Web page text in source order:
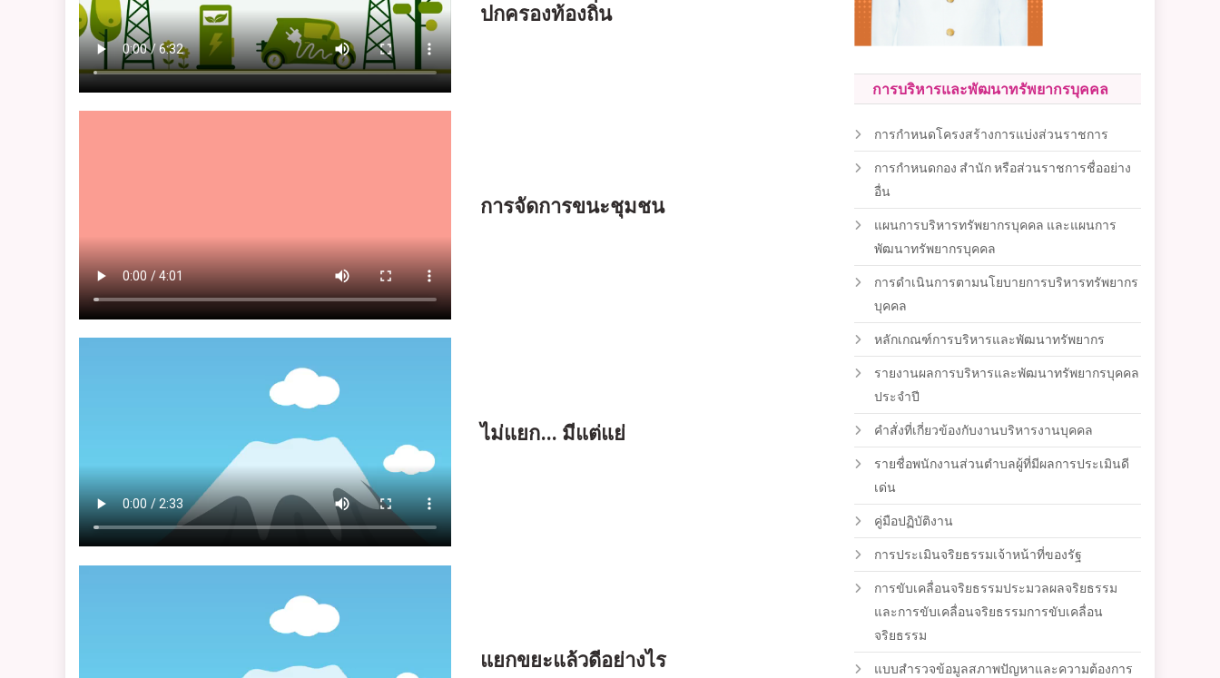
ปกครองท้องถิ่น
การจัดการขนะชุมชน
ไม่แยก… มีแต่แย่
แยกขยะแล้วดีอย่างไร
การบริหารและพัฒนาทรัพยากรบุคคล
การกำหนดโครงสร้างการแบ่งส่วนราชการ
การกำหนดกอง สำนัก หรือส่วนราชการชื่ออย่าง
อื่น
แผนการบริหารทรัพยากรบุคคล และแผนการ
พัฒนาทรัพยากรบุคคล
การดำเนินการตามนโยบายการบริหารทรัพยากร
บุคคล
หลักเกณฑ์การบริหารและพัฒนาทรัพยากร
รายงานผลการบริหารและพัฒนาทรัพยากรบุคคล
ประจำปี
คำสั่งที่เกี่ยวข้องกับงานบริหารงานบุคคล
รายชื่อพนักงานส่วนตำบลผู้ที่มีผลการประเมินดี
เด่น
คู่มือปฏิบัติงาน
การประเมินจริยธรรมเจ้าหน้าที่ของรัฐ
การขับเคลื่อนจริยธรรมประมวลผลจริยธรรม
และการขับเคลื่อนจริยธรรมการขับเคลื่อน
จริยธรรม
แบบสำรวจข้อมูลสภาพปัญหาและความต้องการ